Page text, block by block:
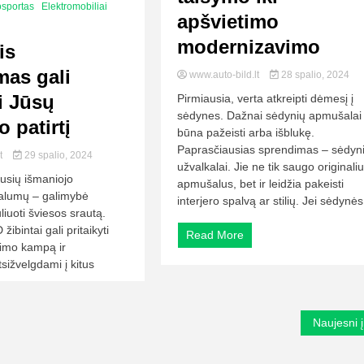
Elektromobiliai
gali
Jūsų
patirtį
29 spalio, 2024
išmaniojo
– galimybė
šviesos srautą.
žibintai gali pritaikyti
kampą ir
į kitus
apšvietimo
modernizavimo
www.auto-bild.lt 28 spalio, 2024
Pirmiausia, verta atkreipti dėmesį į
sėdynes. Dažnai sėdynių apmušalai
būna pažeisti arba išblukę.
Paprasčiausias sprendimas –
užvalkalai. Jie ne tik saugo
apmušalus, bet ir leidžia pakeisti
interjero spalvą ar stilių. Jei
Read More
Naujesni